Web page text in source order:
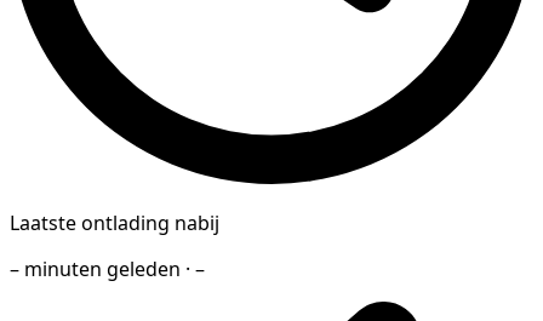
Laatste ontlading nabij
– minuten geleden · –